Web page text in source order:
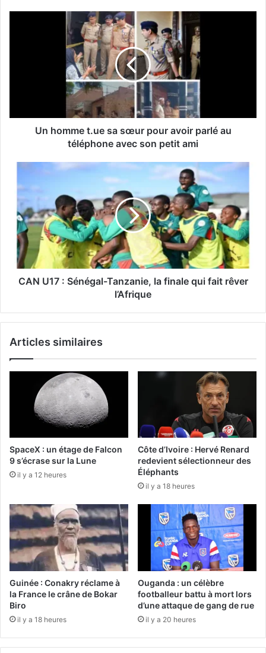
Un homme t.ue sa sœur pour avoir parlé au
téléphone avec son petit ami
CAN U17 : Sénégal-Tanzanie, la finale qui fait rêver
l’Afrique
Articles similaires
SpaceX : un étage de Falcon
9 s’écrase sur la Lune
il y a 12 heures
Côte d’Ivoire : Hervé Renard
redevient sélectionneur des
Éléphants
il y a 18 heures
Guinée : Conakry réclame à
la France le crâne de Bokar
Biro
il y a 18 heures
Ouganda : un célèbre
footballeur battu à mort lors
d’une attaque de gang de rue
il y a 20 heures